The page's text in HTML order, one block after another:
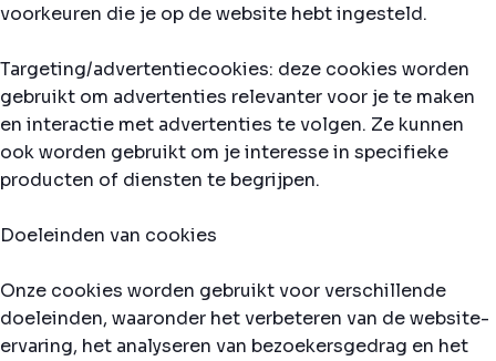
voorkeuren die je op de website hebt ingesteld.
Targeting/advertentiecookies: deze cookies worden
gebruikt om advertenties relevanter voor je te maken
en interactie met advertenties te volgen. Ze kunnen
ook worden gebruikt om je interesse in specifieke
producten of diensten te begrijpen.
Doeleinden van cookies
Onze cookies worden gebruikt voor verschillende
doeleinden, waaronder het verbeteren van de website-
ervaring, het analyseren van bezoekersgedrag en het